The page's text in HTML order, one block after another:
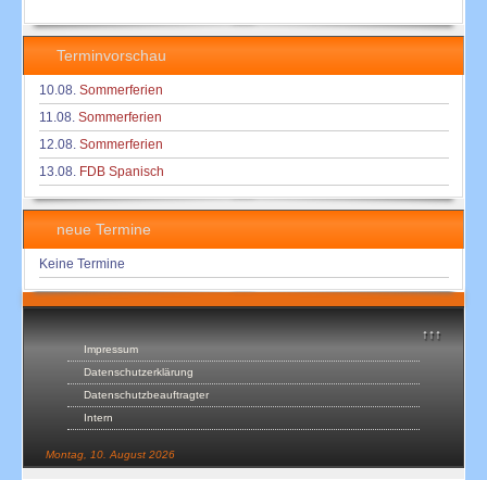
↑↑↑
Impressum
Datenschutzerklärung
Datenschutzbeauftragter
Intern
Montag, 10. August 2026
Terminvorschau
10.08. Sommerferien
11.08. Sommerferien
12.08. Sommerferien
13.08. FDB Spanisch
neue Termine
Keine Termine